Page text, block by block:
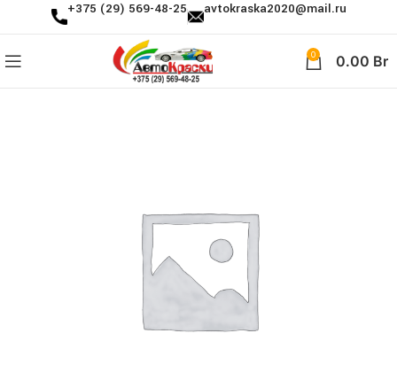
+375 (29) 569-48-25 avtokraska2020@mail.ru
0 0.00 Br